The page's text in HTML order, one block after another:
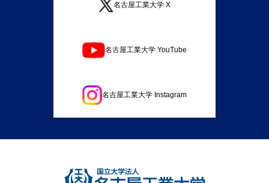
名古屋工業大学 X
名古屋工業大学 YouTube
名古屋工業大学 Instagram